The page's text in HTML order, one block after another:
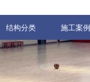
结构分类 施工案例